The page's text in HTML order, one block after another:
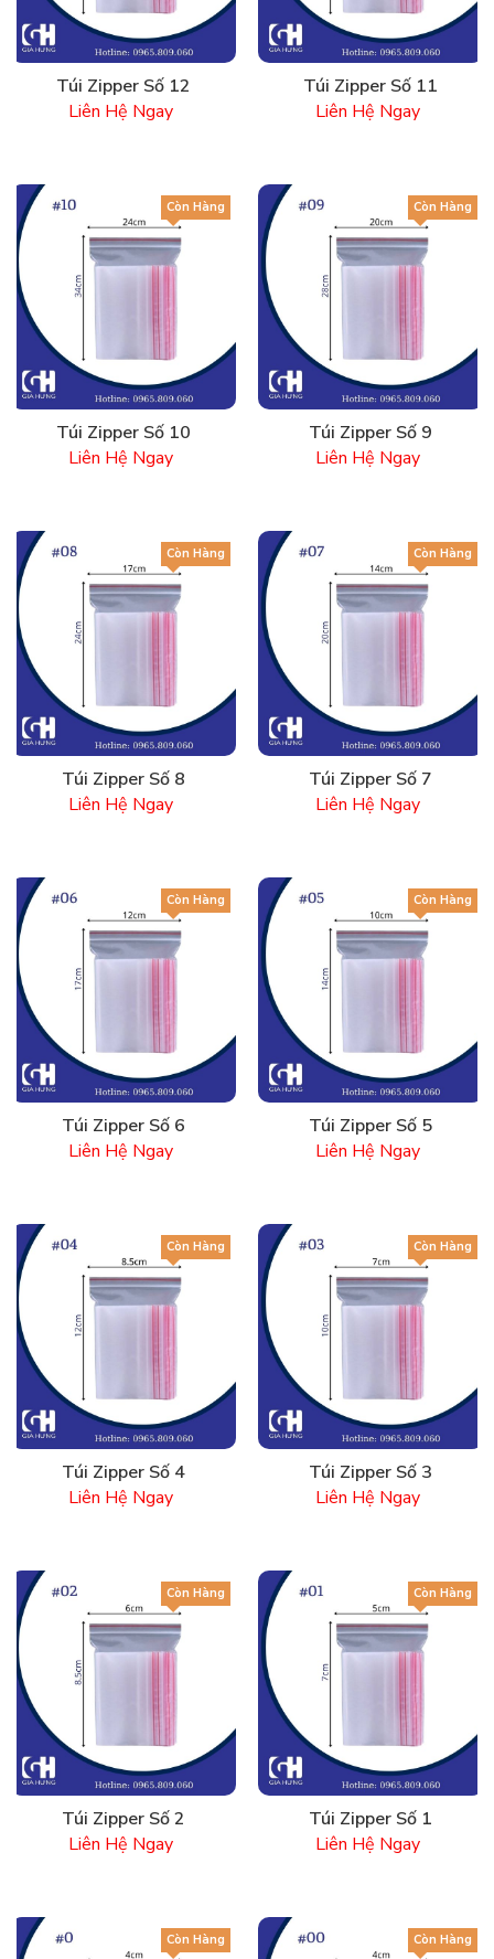
Túi Zipper Số 12
Liên Hệ Ngay
Túi Zipper Số 11
Liên Hệ Ngay
Còn Hàng
Túi Zipper Số 10
Liên Hệ Ngay
Còn Hàng
Túi Zipper Số 9
Liên Hệ Ngay
Còn Hàng
Túi Zipper Số 8
Liên Hệ Ngay
Còn Hàng
Túi Zipper Số 7
Liên Hệ Ngay
Còn Hàng
Túi Zipper Số 6
Liên Hệ Ngay
Còn Hàng
Túi Zipper Số 5
Liên Hệ Ngay
Còn Hàng
Túi Zipper Số 4
Liên Hệ Ngay
Còn Hàng
Túi Zipper Số 3
Liên Hệ Ngay
Còn Hàng
Túi Zipper Số 2
Liên Hệ Ngay
Còn Hàng
Túi Zipper Số 1
Liên Hệ Ngay
Còn Hàng Còn Hàng